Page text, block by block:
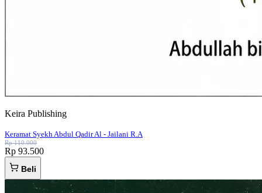
Keira Publishing
Keramat Syekh Abdul Qadir Al - Jailani R.A
Rp 110.000
Rp 93.500
Beli